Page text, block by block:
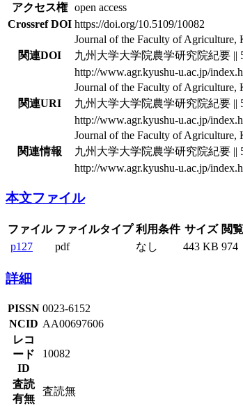
アクセス権 open access
Crossref DOI https://doi.org/10.5109/10082
関連DOI
Journal of the Faculty of Agriculture,
九州大学大学院農学研究院紀要 ||
http://www.agr.kyushu-u.ac.jp/
関連URI
Journal of the Faculty of Agriculture,
九州大学大学院農学研究院紀要 ||
http://www.agr.kyushu-u.ac.jp/
関連情報
Journal of the Faculty of Agriculture,
九州大学大学院農学研究院紀要 ||
http://www.agr.kyushu-u.ac.jp/
本文ファイル
ファイル ファイルタイプ 利用条件 サイズ 閲
p127
pdf なし 443 KB 974
詳細
PISSN 0023-6152
NCID AA00697606
レコ
ード
ID
10082
査読
有無
査読無